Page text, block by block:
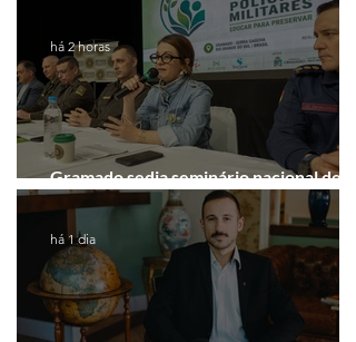
Gramado sedia seminário nacional de
educação ambiental das PMs
há 2 horas
há 1 dia